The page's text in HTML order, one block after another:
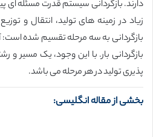
دارند. بازگردانی سیستم قدرت مسئله
بازگردانی به سه مرحله تقسیم شده است:
بازگردانی بار. با این وجود، یک مسیر و
پذیری تولید در هر مرحله می باشد.
بخشی از مقاله انگلیسی: